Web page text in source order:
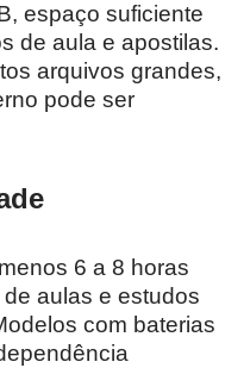
espaço suficiente
de aula e apostilas.
arquivos grandes,
pode ser
6 a 8 horas
aulas e estudos
com baterias